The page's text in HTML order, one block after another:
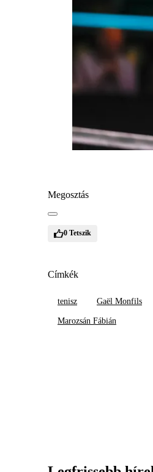
Megosztás
0 Tetszik
Címkék
tenisz Gaël Monfils
Marozsán Fábián